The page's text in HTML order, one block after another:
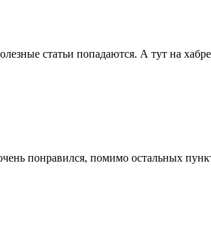
статьи попадаются. А тут на
понравился, помимо остальных